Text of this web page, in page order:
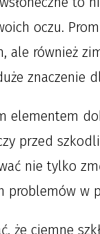
oczu.
ale również
znaczenie
elementem
przed
nie tylko
problemów w
że ciemne